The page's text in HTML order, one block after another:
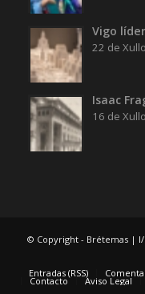
Vigo
22 de
Isaac
16 de
© Copyright - Brétemas |
Entradas (RSS)
Contacto Aviso Legal